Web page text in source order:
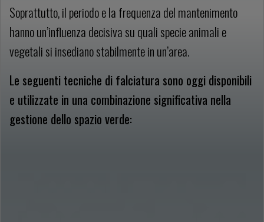
Soprattutto, il periodo e la frequenza del mantenimento
hanno un’influenza decisiva su quali specie animali e
vegetali si insediano stabilmente in un’area.
Le seguenti tecniche di falciatura sono oggi disponibili
e utilizzate in una combinazione significativa nella
gestione dello spazio verde: